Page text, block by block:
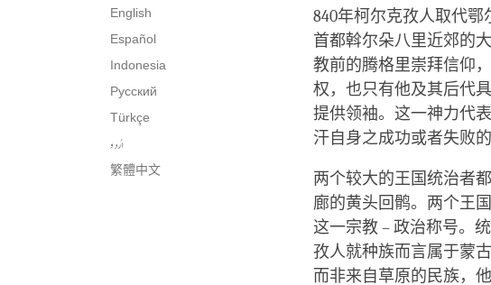
English
Español
Indonesia
Русский
Türkçe
اُردو
繁體中文
840年柯尔克孜人取代
首都斡尔朵八里近郊的
教前的腾格里崇拜信仰
权，也只有他及其后代
提供领袖。这一神力代
汗自身之成功或者失败
两个较大的王国统治者
廊的黄头回鹘。两个王
这一宗教 – 政治称号。
孜人就种族而言属于蒙
而非来自草原的民族，